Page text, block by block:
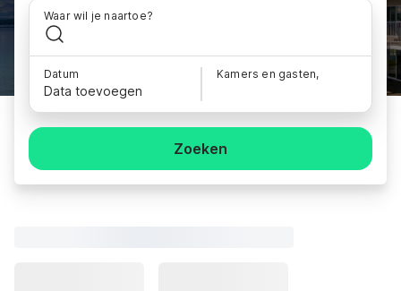
Waar wil je naartoe?
Datum
Data toevoegen
Kamers en gasten,
Zoeken